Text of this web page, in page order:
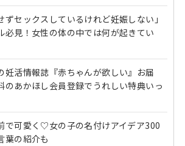
ずセックスしているけれど妊娠しない」
必見！女性の体の中では何が起きてい
妊活情報誌『赤ちゃんが欲しい』お届
のあかほし会員登録でうれしい特典いっ
で可愛く♡女の子の名付けアイデア300
葉の紹介も